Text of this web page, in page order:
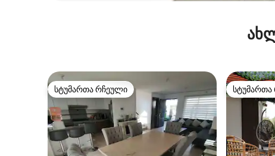
სტუმართა რჩეული
სტუმართა რჩეული